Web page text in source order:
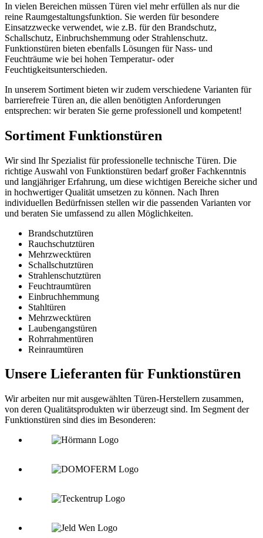
In vielen Bereichen müssen Türen viel mehr erfüllen als nur die
reine Raumgestaltungsfunktion. Sie werden für besondere
Einsatzzwecke verwendet, wie z.B. für den Brandschutz,
Schallschutz, Einbruchshemmung oder Strahlenschutz.
Funktionstüren bieten ebenfalls Lösungen für Nass- und
Feuchträume wie bei hohen Temperatur- oder
Feuchtigkeitsunterschieden.
In unserem Sortiment bieten wir zudem verschiedene Varianten für
barrierefreie Türen an, die allen benötigten Anforderungen
entsprechen: wir beraten Sie gerne professionell und kompetent!
Sortiment Funktionstüren
Wir sind Ihr Spezialist für professionelle technische Türen. Die
richtige Auswahl von Funktionstüren bedarf großer Fachkenntnis
und langjähriger Erfahrung, um diese wichtigen Bereiche sicher und
in hochwertiger Qualität umsetzen zu können. Nach Ihren
individuellen Bedürfnissen stellen wir die passenden Varianten vor
und beraten Sie umfassend zu allen Möglichkeiten.
Brandschutztüren
Rauchschutztüren
Mehrzwecktüren
Schallschutztüren
Strahlenschutztüren
Feuchtraumtüren
Einbruchhemmung
Stahltüren
Mehrzwecktüren
Laubengangstüren
Rohrrahmentüren
Reinraumtüren
Unsere Lieferanten für Funktionstüren
Wir arbeiten nur mit ausgewählten Türen-Herstellern zusammen,
von deren Qualitätsprodukten wir überzeugt sind. Im Segment der
Funktionstüren sind dies im Besonderen: